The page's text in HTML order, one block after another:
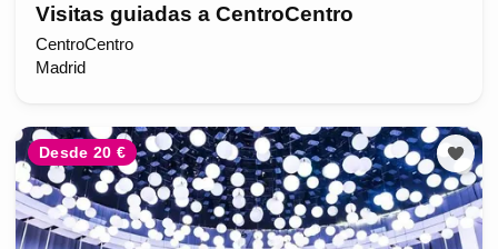
Visitas guiadas a CentroCentro
CentroCentro
Madrid
Desde 20 €